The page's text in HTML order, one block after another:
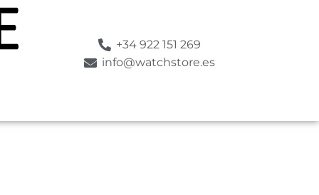
+34 922 151 269
info@watchstore.es